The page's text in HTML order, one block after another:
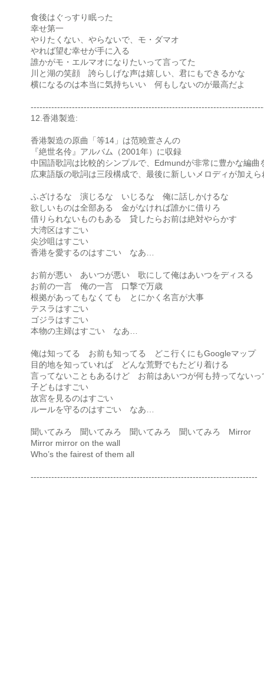
食後はぐっすり眠った
幸せ第一
やりたくない、やらないで、モ・ダマオ
やれば望む幸せが手に入る
誰かがモ・エルマオになりたいって言ってた
川と湖の笑顔 誇らしげな声は嬉しい、君にもできるかな
横になるのは本当に気持ちいい 何もしないのが最高だよ
12.香港製造:
香港製造の原曲「等14」は范曉萱さんの
『絶世名伶』アルバム（2001年）に収録
中国語歌詞は比較的シンプルで、Edmundが非常に豊かな編曲
広東語版の歌詞は三段構成で、最後に新しいメロディが加えら
ふざけるな 演じるな いじるな 俺に話しかけるな
欲しいものは全部ある 金がなければ誰かに借りろ
借りられないものもある 貸したらお前は絶対やらかす
大湾区はすごい
尖沙咀はすごい
香港を愛するのはすごい なあ…
お前が悪い あいつが悪い 歌にして俺はあいつをディスる
お前の一言 俺の一言 口撃で万歳
根拠があってもなくても とにかく名言が大事
テスラはすごい
ゴジラはすごい
本物の主婦はすごい なあ…
俺は知ってる お前も知ってる どこ行くにもGoogleマップ
目的地を知っていれば どんな荒野でもたどり着ける
言ってないこともあるけど お前はあいつが何も持ってないっ
子どもはすごい
故宮を見るのはすごい
ルールを守るのはすごい なあ…
聞いてみろ 聞いてみろ 聞いてみろ 聞いてみろ Mirror
Mirror mirror on the wall
Who’s the fairest of them all
-----------------------------------------------------------------------------